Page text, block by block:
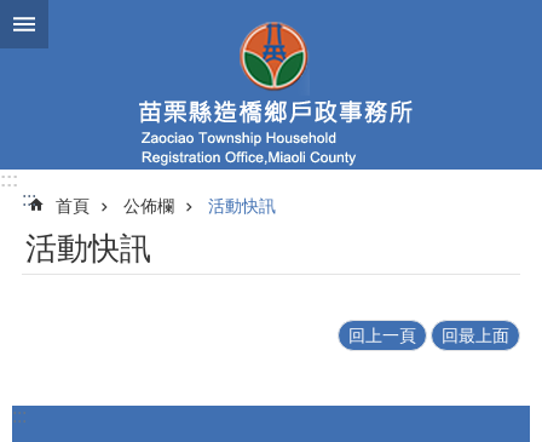
跳到主要內容區塊
:::
:::
首頁 公佈欄 活動快訊
活動快訊
回上一頁 回最上面
:::